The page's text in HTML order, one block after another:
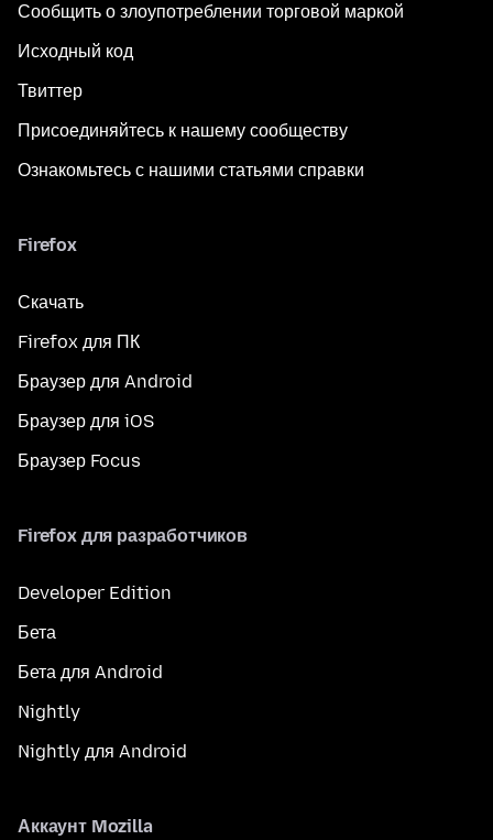
Сообщить о злоупотреблении торговой маркой
Исходный код
Твиттер
Присоединяйтесь к нашему сообществу
Ознакомьтесь с нашими статьями справки
Firefox
Скачать
Firefox для ПК
Браузер для Android
Браузер для iOS
Браузер Focus
Firefox для разработчиков
Developer Edition
Бета
Бета для Android
Nightly
Nightly для Android
Аккаунт Mozilla